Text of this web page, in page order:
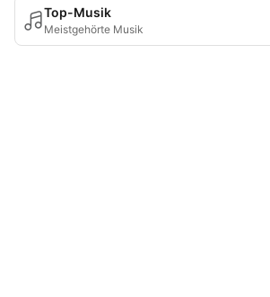
Top-Musik
Meistgehörte Musik